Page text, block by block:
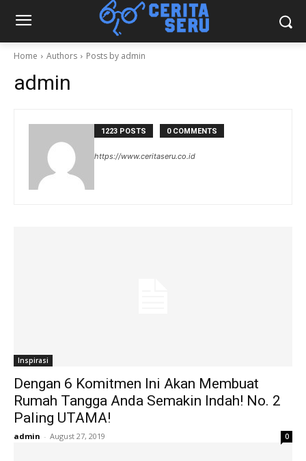
Home Authors Posts by admin
admin
1223 POSTS 0 COMMENTS
https://www.ceritaseru.co.id
Inspirasi
Dengan 6 Komitmen Ini Akan Membuat
Rumah Tangga Anda Semakin Indah! No. 2
Paling UTAMA!
admin - August 27, 2019 0